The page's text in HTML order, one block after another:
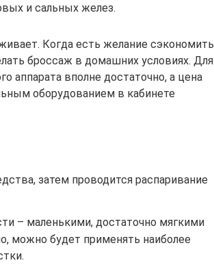
и сальных желез.
Когда есть желание сэкономить
броссаж в домашних условиях. Для
аппарата вполне достаточно, а цена
оборудованием в кабинете
затем проводится распаривание
– маленькими, достаточно мягкими
можно будет применять наиболее